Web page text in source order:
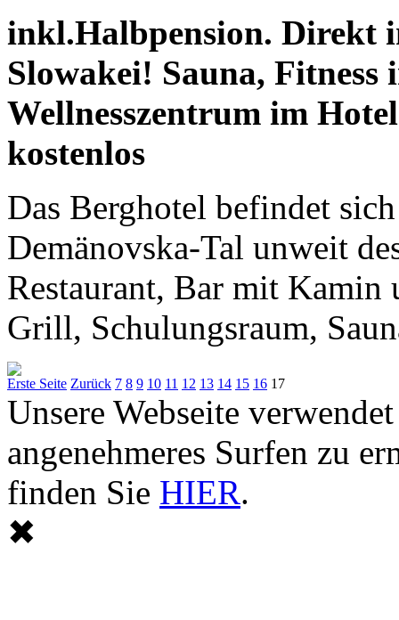
inkl.Halbpension. Direkt
Slowakei! Sauna,
Wellnesszentrum im
kostenlos
Das Berghotel befindet
Demänovska-Tal unweit
Restaurant, Bar mit Kamin
Grill, Schulungsraum,
Erste Seite Zurück 7 8 9 10 11 12 13 14 15 16 17
Unsere Webseite
angenehmeres Surfen zu
finden Sie HIER.
✖